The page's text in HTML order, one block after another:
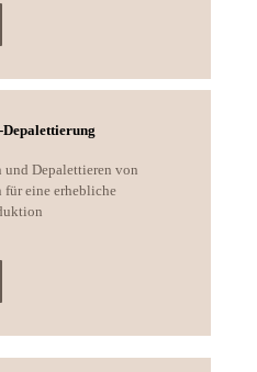
und Depalettieren von
für eine erhebliche